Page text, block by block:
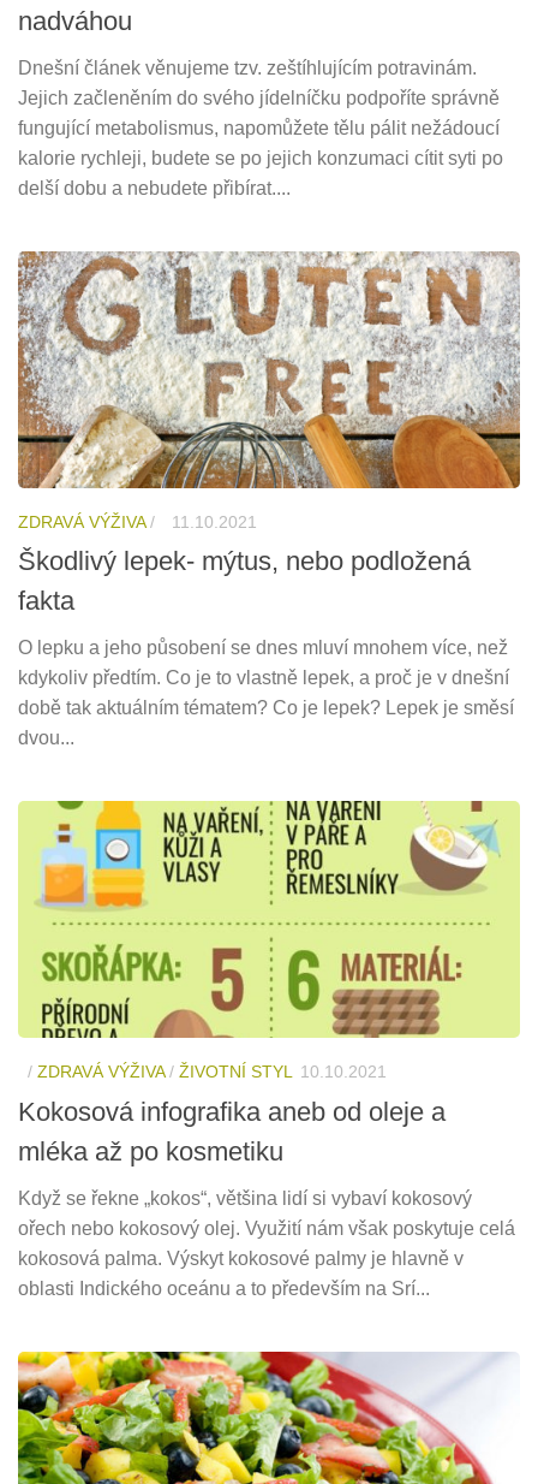
nadváhou
Dnešní článek věnujeme tzv. zeštíhlujícím potravinám.
Jejich začleněním do svého jídelníčku podpoříte správně
fungující metabolismus, napomůžete tělu pálit nežádoucí
kalorie rychleji, budete se po jejich konzumaci cítit syti po
delší dobu a nebudete přibírat....
ZDRAVÁ VÝŽIVA/ 11.10.2021
Škodlivý lepek- mýtus, nebo podložená
fakta
O lepku a jeho působení se dnes mluví mnohem více, než
kdykoliv předtím. Co je to vlastně lepek, a proč je v dnešní
době tak aktuálním tématem? Co je lepek? Lepek je směsí
dvou...
/ ZDRAVÁ VÝŽIVA/ ŽIVOTNÍ STYL 10.10.2021
Kokosová infografika aneb od oleje a
mléka až po kosmetiku
Když se řekne „kokos“, většina lidí si vybaví kokosový
ořech nebo kokosový olej. Využití nám však poskytuje celá
kokosová palma. Výskyt kokosové palmy je hlavně v
oblasti Indického oceánu a to především na Srí...